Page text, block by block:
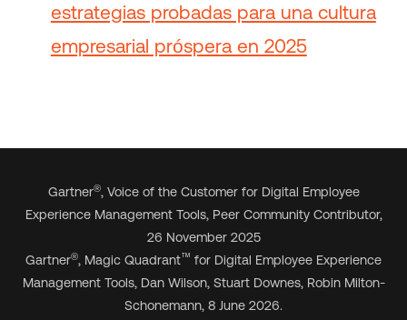
estrategias probadas para una cultura
empresarial próspera en 2025
Gartner®, Voice of the Customer for Digital Employee
Experience Management Tools, Peer Community Contributor,
26 November 2025
Gartner®, Magic Quadrant™ for Digital Employee Experience
Management Tools, Dan Wilson, Stuart Downes, Robin Milton-
Schonemann, 8 June 2026.